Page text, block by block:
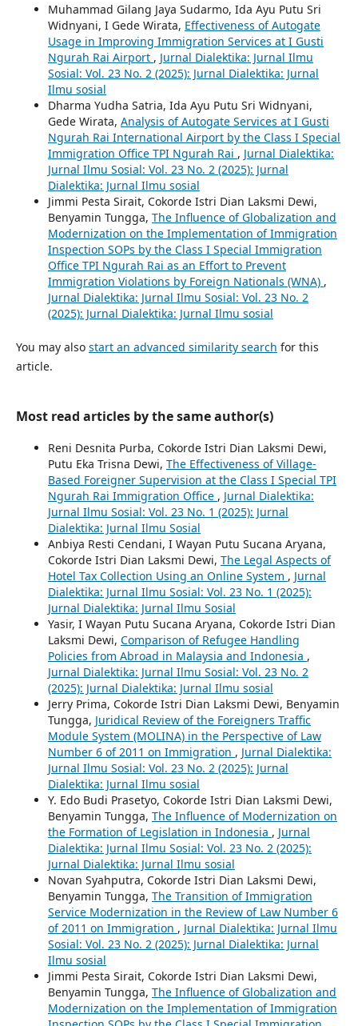
Muhammad Gilang Jaya Sudarmo, Ida Ayu Putu Sri
Widnyani, I Gede Wirata, Effectiveness of Autogate
Usage in Improving Immigration Services at I Gusti
Ngurah Rai Airport , Jurnal Dialektika: Jurnal Ilmu
Sosial: Vol. 23 No. 2 (2025): Jurnal Dialektika: Jurnal
Ilmu sosial
Dharma Yudha Satria, Ida Ayu Putu Sri Widnyani,
Gede Wirata, Analysis of Autogate Services at I Gusti
Ngurah Rai International Airport by the Class I Special
Immigration Office TPI Ngurah Rai , Jurnal Dialektika:
Jurnal Ilmu Sosial: Vol. 23 No. 2 (2025): Jurnal
Dialektika: Jurnal Ilmu sosial
Jimmi Pesta Sirait, Cokorde Istri Dian Laksmi Dewi,
Benyamin Tungga, The Influence of Globalization and
Modernization on the Implementation of Immigration
Inspection SOPs by the Class I Special Immigration
Office TPI Ngurah Rai as an Effort to Prevent
Immigration Violations by Foreign Nationals (WNA) ,
Jurnal Dialektika: Jurnal Ilmu Sosial: Vol. 23 No. 2
(2025): Jurnal Dialektika: Jurnal Ilmu sosial
You may also start an advanced similarity search for this
article.
Most read articles by the same author(s)
Reni Desnita Purba, Cokorde Istri Dian Laksmi Dewi,
Putu Eka Trisna Dewi, The Effectiveness of Village-
Based Foreigner Supervision at the Class I Special TPI
Ngurah Rai Immigration Office , Jurnal Dialektika:
Jurnal Ilmu Sosial: Vol. 23 No. 1 (2025): Jurnal
Dialektika: Jurnal Ilmu Sosial
Anbiya Resti Cendani, I Wayan Putu Sucana Aryana,
Cokorde Istri Dian Laksmi Dewi, The Legal Aspects of
Hotel Tax Collection Using an Online System , Jurnal
Dialektika: Jurnal Ilmu Sosial: Vol. 23 No. 1 (2025):
Jurnal Dialektika: Jurnal Ilmu Sosial
Yasir, I Wayan Putu Sucana Aryana, Cokorde Istri Dian
Laksmi Dewi, Comparison of Refugee Handling
Policies from Abroad in Malaysia and Indonesia ,
Jurnal Dialektika: Jurnal Ilmu Sosial: Vol. 23 No. 2
(2025): Jurnal Dialektika: Jurnal Ilmu sosial
Jerry Prima, Cokorde Istri Dian Laksmi Dewi, Benyamin
Tungga, Juridical Review of the Foreigners Traffic
Module System (MOLINA) in the Perspective of Law
Number 6 of 2011 on Immigration , Jurnal Dialektika:
Jurnal Ilmu Sosial: Vol. 23 No. 2 (2025): Jurnal
Dialektika: Jurnal Ilmu sosial
Y. Edo Budi Prasetyo, Cokorde Istri Dian Laksmi Dewi,
Benyamin Tungga, The Influence of Modernization on
the Formation of Legislation in Indonesia , Jurnal
Dialektika: Jurnal Ilmu Sosial: Vol. 23 No. 2 (2025):
Jurnal Dialektika: Jurnal Ilmu sosial
Novan Syahputra, Cokorde Istri Dian Laksmi Dewi,
Benyamin Tungga, The Transition of Immigration
Service Modernization in the Review of Law Number 6
of 2011 on Immigration , Jurnal Dialektika: Jurnal Ilmu
Sosial: Vol. 23 No. 2 (2025): Jurnal Dialektika: Jurnal
Ilmu sosial
Jimmi Pesta Sirait, Cokorde Istri Dian Laksmi Dewi,
Benyamin Tungga, The Influence of Globalization and
Modernization on the Implementation of Immigration